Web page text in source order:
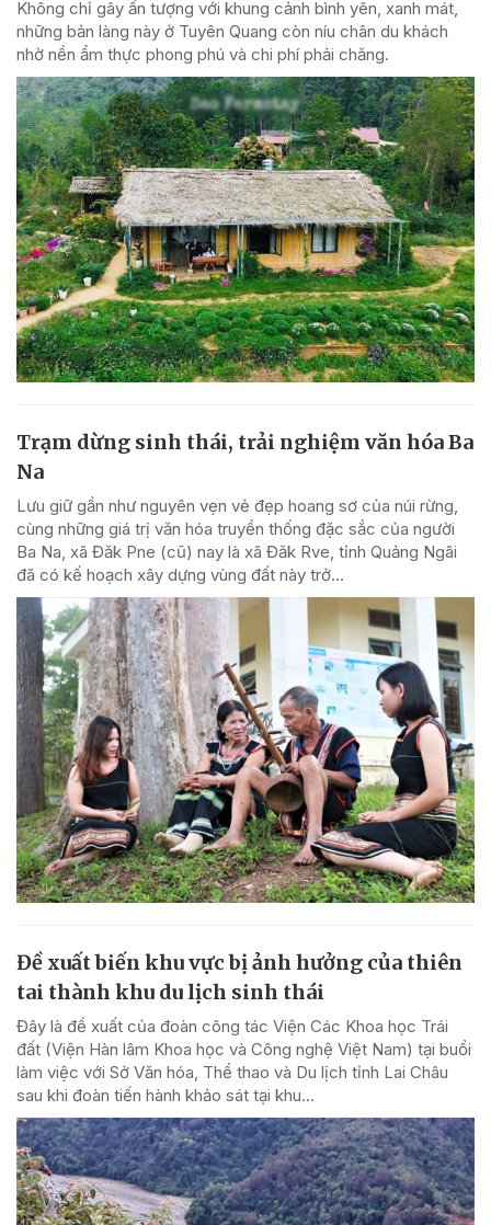
Không chỉ gây ấn tượng với khung cảnh bình yên, xanh mát,
những bản làng này ở Tuyên Quang còn níu chân du khách
nhờ nền ẩm thực phong phú và chi phí phải chăng.
Trạm dừng sinh thái, trải nghiệm văn hóa Ba
Na
Lưu giữ gần như nguyên vẹn vẻ đẹp hoang sơ của núi rừng,
cùng những giá trị văn hóa truyền thống đặc sắc của người
Ba Na, xã Đăk Pne (cũ) nay là xã Đăk Rve, tỉnh Quảng Ngãi
đã có kế hoạch xây dựng vùng đất này trở...
Đề xuất biến khu vực bị ảnh hưởng của thiên
tai thành khu du lịch sinh thái
Đây là đề xuất của đoàn công tác Viện Các Khoa học Trái
đất (Viện Hàn lâm Khoa học và Công nghệ Việt Nam) tại buổi
làm việc với Sở Văn hóa, Thể thao và Du lịch tỉnh Lai Châu
sau khi đoàn tiến hành khảo sát tại khu...